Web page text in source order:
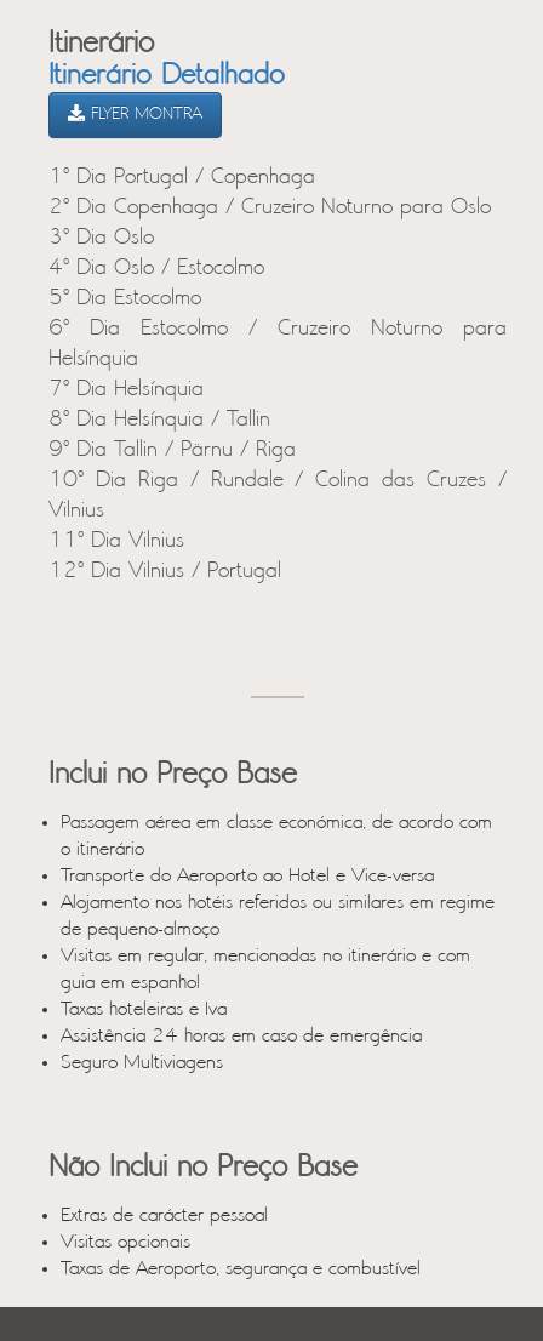
Itinerário
Itinerário Detalhado
FLYER MONTRA
1º Dia Portugal / Copenhaga
2º Dia Copenhaga / Cruzeiro Noturno para Oslo
3º Dia Oslo
4º Dia Oslo / Estocolmo
5º Dia Estocolmo
6º Dia Estocolmo / Cruzeiro Noturno para
Helsínquia
7º Dia Helsínquia
8º Dia Helsínquia / Tallin
9º Dia Tallin / Pärnu / Riga
10º Dia Riga / Rundale / Colina das Cruzes /
Vilnius
11º Dia Vilnius
12º Dia Vilnius / Portugal
Inclui no Preço Base
Passagem aérea em classe económica, de acordo com
o itinerário
Transporte do Aeroporto ao Hotel e Vice-versa
Alojamento nos hotéis referidos ou similares em regime
de pequeno-almoço
Visitas em regular, mencionadas no itinerário e com
guia em espanhol
Taxas hoteleiras e Iva
Assistência 24 horas em caso de emergência
Seguro Multiviagens
Não Inclui no Preço Base
Extras de carácter pessoal
Visitas opcionais
Taxas de Aeroporto, segurança e combustível